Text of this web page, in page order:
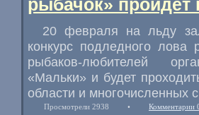
рыбачок»
20 февраля на льду
конкурс подледного лова
рыбаков-любителей
«Мальки» и будет
области и многочисленных
Просмотрели 2938 • Комментарии